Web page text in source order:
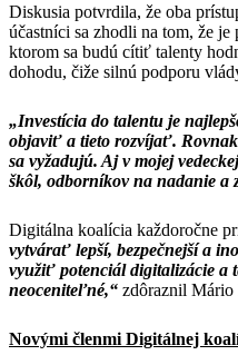
Diskusia potvrdila, že oba
účastníci sa zhodli na tom, že
ktorom sa budú cítiť talenty
dohodu, čiže silnú podporu
„Investícia do talentu je
objaviť a tieto rozvíjať.
sa vyžadujú. Aj v mojej
škôl, odborníkov na nadanie a
Digitálna koalícia každoročne
vytvárať lepší, bezpečnejší a
využiť potenciál digitalizácie a
neoceniteľné,“ zdôraznil
Novými členmi Digitálnej